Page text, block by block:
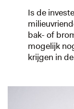
Is de
bak- of
mogelijk
krijgen in